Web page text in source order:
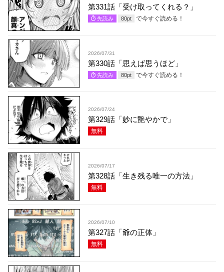
第331話「受け取ってくれる？」
先読み 80pt で今すぐ読める！
2026/07/31
第330話「思えば思うほど」
先読み 80pt で今すぐ読める！
2026/07/24
第329話「妙に艶やかで」
無料
2026/07/17
第328話「生き残る唯一の方法」
無料
2026/07/10
第327話「爺の正体」
無料